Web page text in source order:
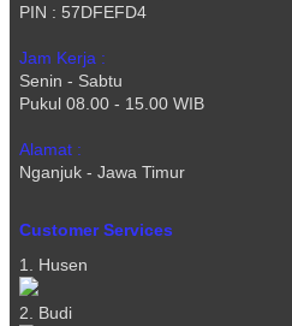
PIN : 57DFEFD4
Jam Kerja :
Senin - Sabtu
Pukul 08.00 - 15.00 WIB
Alamat :
Nganjuk - Jawa Timur
Customer Services
1. Husen
2. Budi